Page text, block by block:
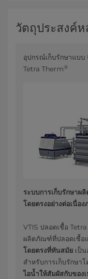
วัตถุประสงค์
อุปกรณ์เก็บรักษาแบบ
Tetra Therm®
ระบบการเก็บรักษาผ
โดยตรงอย่างต่อเนื่อ
VTIS ปลอดเชื้อ
ผลิตภัณฑ์ที่ปลอดเชื้อ
โดยตรงที่ทันสมัย เป็
สำหรับการเก็บรักษา
ไอน้ำให้สัมผัสกับของ